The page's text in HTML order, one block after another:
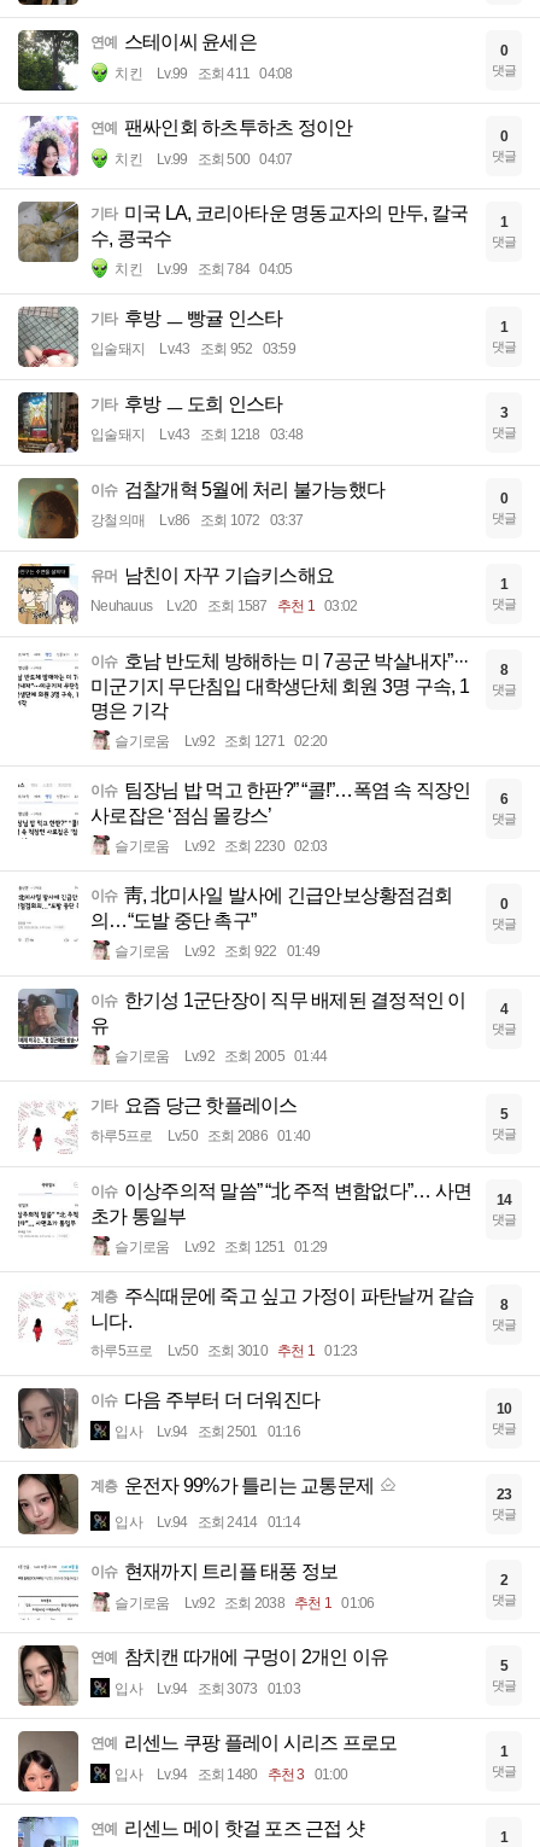
연예 스테이씨 윤세은
치킨 Lv.99 조회 411 04:08
0
댓글
연예 팬싸인회 하츠투하츠 정이안
치킨 Lv.99 조회 500 04:07
0
댓글
기타 미국 LA, 코리아타운 명동교자의 만두, 칼국
수, 콩국수
치킨 Lv.99 조회 784 04:05
1
댓글
기타 후방 ㅡ 빵귤 인스타
입술돼지 Lv.43 조회 952 03:59
1
댓글
기타 후방 ㅡ 도희 인스타
입술돼지 Lv.43 조회 1218 03:48
3
댓글
이슈 검찰개혁 5월에 처리 불가능했다
강철의매 Lv.86 조회 1072 03:37
0
댓글
유머 남친이 자꾸 기습키스해요
Neuhauus Lv.20 조회 1587 추천 1 03:02
1
댓글
이슈 호남 반도체 방해하는 미 7공군 박살내자”···
미군기지 무단침입 대학생단체 회원 3명 구속, 1
명은 기각
슬기로움 Lv.92 조회 1271 02:20
8
댓글
이슈 팀장님 밥 먹고 한판?” “콜!”…폭염 속 직장인
사로잡은 ‘점심 몰캉스’
슬기로움 Lv.92 조회 2230 02:03
6
댓글
이슈 靑, 北미사일 발사에 긴급안보상황점검회
의…“도발 중단 촉구”
슬기로움 Lv.92 조회 922 01:49
0
댓글
이슈 한기성 1군단장이 직무 배제된 결정적인 이
유
슬기로움 Lv.92 조회 2005 01:44
4
댓글
기타 요즘 당근 핫플레이스
하루5프로 Lv.50 조회 2086 01:40
5
댓글
이슈 이상주의적 말씀” “北 주적 변함없다”… 사면
초가 통일부
슬기로움 Lv.92 조회 1251 01:29
14
댓글
계층 주식때문에 죽고 싶고 가정이 파탄날꺼 같습
니다.
하루5프로 Lv.50 조회 3010 추천 1 01:23
8
댓글
이슈 다음 주부터 더 더워진다
입사 Lv.94 조회 2501 01:16
10
댓글
계층 운전자 99%가 틀리는 교통문제
입사 Lv.94 조회 2414 01:14
23
댓글
이슈 현재까지 트리플 태풍 정보
슬기로움 Lv.92 조회 2038 추천 1 01:06
2
댓글
연예 참치캔 따개에 구멍이 2개인 이유
입사 Lv.94 조회 3073 01:03
5
댓글
연예 리센느 쿠팡 플레이 시리즈 프로모
입사 Lv.94 조회 1480 추천 3 01:00
1
댓글
연예 리센느 메이 핫걸 포즈 근접 샷 1